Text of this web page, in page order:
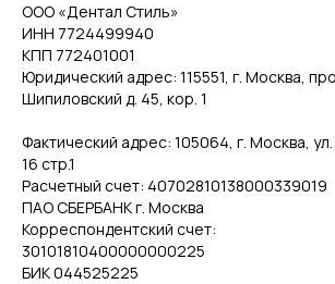
ООО «Дентал Стиль»
ИНН 7724499940
КПП 772401001
Юридический адрес: 115551, г. Москва,
Шипиловский д. 45, кор. 1
Фактический адрес: 105064, г. Москва,
16 стр.1
Расчетный счет: 40702810138000339019
ПАО СБЕРБАНК г. Москва
Корреспондентский счет:
30101810400000000225
БИК 044525225